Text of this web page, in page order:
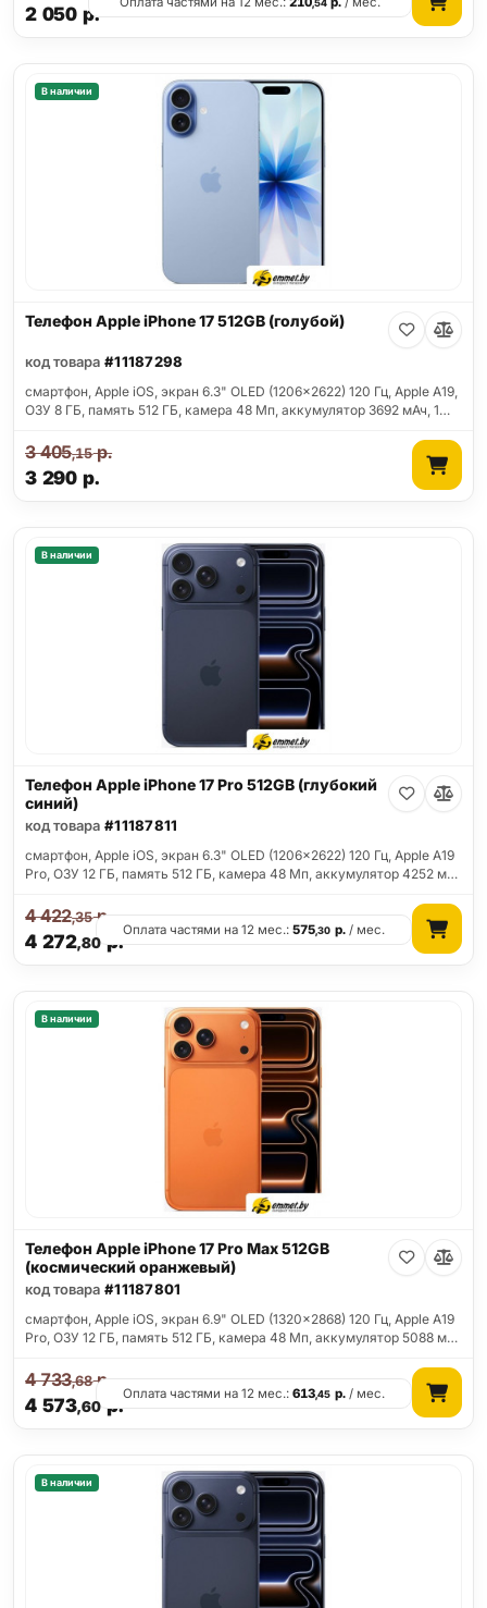
2 050 р.
,54
В наличии
Телефон Apple iPhone 17 512GB (голубой)
код товара #11187298
смартфон, Apple iOS, экран 6.3" OLED (1206x2622) 120 Гц, Apple A19,
ОЗУ 8 ГБ, память 512 ГБ, камера 48 Мп, аккумулятор 3692 мАч, 1…
3 290 р.
3 405,15р.
В наличии
Телефон Apple iPhone 17 Pro 512GB (глубокий
синий)
код товара #11187811
смартфон, Apple iOS, экран 6.3" OLED (1206x2622) 120 Гц, Apple A19
Pro, ОЗУ 12 ГБ, память 512 ГБ, камера 48 Мп, аккумулятор 4252 м…
4 272,80 р.
4 422,35р.
Оплата частями на 12 мес.:575,30 р./ мес.
В наличии
Телефон Apple iPhone 17 Pro Max 512GB
(космический оранжевый)
код товара #11187801
смартфон, Apple iOS, экран 6.9" OLED (1320x2868) 120 Гц, Apple A19
Pro, ОЗУ 12 ГБ, память 512 ГБ, камера 48 Мп, аккумулятор 5088 м…
4 573,60 р.
4 733,68р.
Оплата частями на 12 мес.:613,45 р./ мес.
В наличии